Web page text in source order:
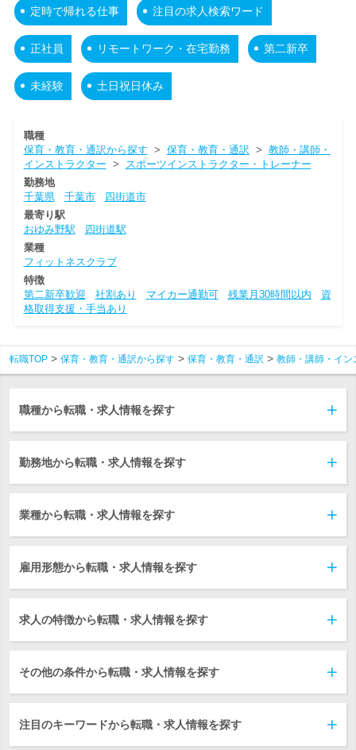
定時で帰れる仕事 注目の求人検索ワード
正社員 リモートワーク・在宅勤務 第二新卒
未経験 土日祝日休み
職種
保育・教育・通訳から探す > 保育・教育・通訳 > 教師・講師・
インストラクター >
スポーツインストラクター・トレーナー
勤務地
千葉県
千葉市
四街道市
最寄り駅
おゆみ野駅
四街道駅
業種
フィットネスクラブ
特徴
第二新卒歓迎
社割あり マイカー通勤可 残業月30時間以内
資
格取得支援・手当あり
転職TOP 保育・教育・通訳から探す 保育・教育・通訳 教師・講師・イン
職種から転職・求人情報を探す
勤務地から転職・求人情報を探す
業種から転職・求人情報を探す
雇用形態から転職・求人情報を探す
求人の特徴から転職・求人情報を探す
その他の条件から転職・求人情報を探す
注目のキーワードから転職・求人情報を探す